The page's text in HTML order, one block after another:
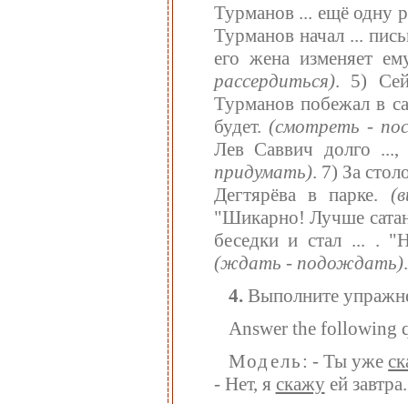
Турманов ... ещё одну
Турманов начал ...
его жена изменяет
рассердиться). 5)
Турманов побежал в
будет. (смотреть -
Лев Саввич долго
придумать). 7) За
Дегтярёва в парке.
"Шикарно! Лучше
беседки и стал ... .
(ждать - подождать).
4. Выполните
Answer the following
Модель : - Ты уже
- Нет, я скажуей завтра.